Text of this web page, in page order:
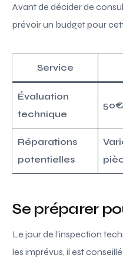
Avant de décider de
prévoir un budget pour
Service
Évaluation
technique
Réparations
potentielles
Se préparer
Le jour de l’inspection
les imprévus, il est